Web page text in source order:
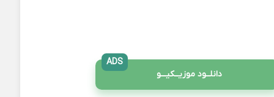
دانلــود موزیــکیـــو
ADS